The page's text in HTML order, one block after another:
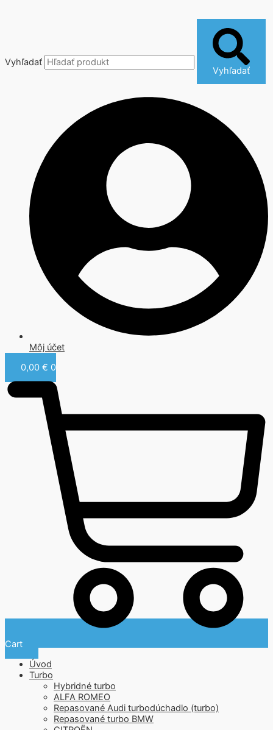
Vyhľadať
Vyhľadať
Môj účet
0,00 € 0
Cart
Úvod
Turbo
Hybridné turbo
ALFA ROMEO
Repasované Audi turbodúchadlo (turbo)
Repasované turbo BMW